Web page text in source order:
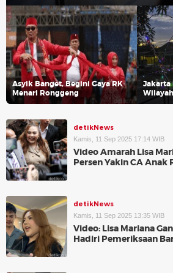
Asyik Banget, Begini Gaya RK
Menari Ronggeng
Jakarta
detikNews
Kamis, 11 Sep 2025 17:14 WIB
Video Amarah Lisa
Persen Yakin CA Anak
detikNews
Kamis, 11 Sep 2025 13:35 WIB
Video: Lisa Mariana
Hadiri Pemeriksaan